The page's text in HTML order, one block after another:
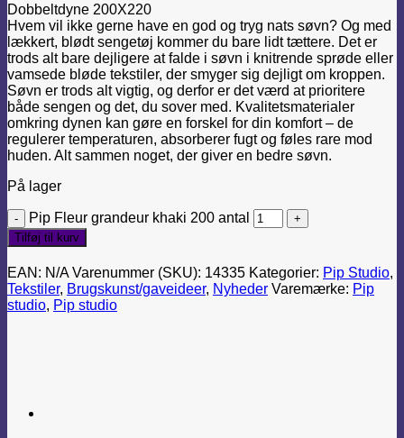
Dobbeltdyne 200X220
Hvem vil ikke gerne have en god og tryg nats søvn? Og med
lækkert, blødt sengetøj kommer du bare lidt tættere. Det er
trods alt bare dejligere at falde i søvn i knitrende sprøde eller
vamsede bløde tekstiler, der smyger sig dejligt om kroppen.
Søvn er trods alt vigtig, og derfor er det værd at prioritere
både sengen og det, du sover med. Kvalitetsmaterialer
omkring dynen kan gøre en forskel for din komfort – de
regulerer temperaturen, absorberer fugt og føles rare mod
huden. Alt sammen noget, der giver en bedre søvn.
På lager
Pip Fleur grandeur khaki 200 antal
Tilføj til kurv
EAN: N/A Varenummer (SKU): 14335 Kategorier: Pip Studio,
Tekstiler, Brugskunst/gaveideer, Nyheder Varemærke: Pip
studio, Pip studio